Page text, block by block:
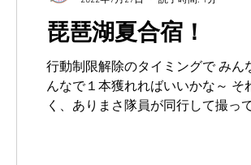
琵琶湖夏合宿！
行動制限解除のタイミングで み
んなで１本獲れればいいかな～
く、ありまさ隊員が同行して撮っ